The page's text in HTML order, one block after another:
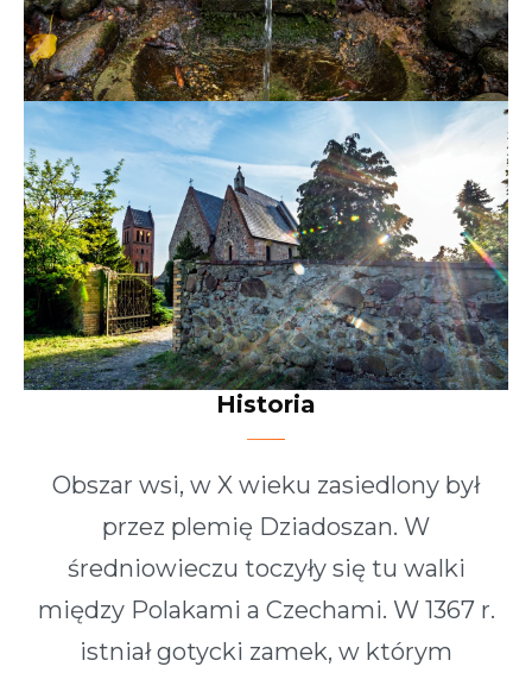
Historia
Obszar wsi, w X wieku zasiedlony był
przez plemię Dziadoszan. W
średniowieczu toczyły się tu walki
między Polakami a Czechami. W 1367 r.
istniał gotycki zamek, w którym